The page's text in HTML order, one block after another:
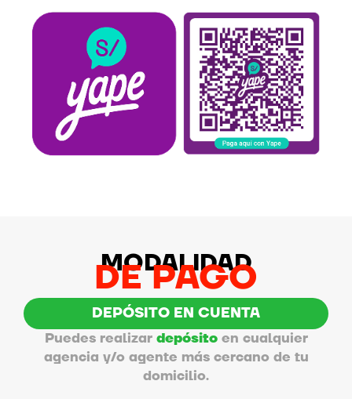
MODALIDAD
DE PAGO
DEPÓSITO EN CUENTA
Puedes realizar depósitoen cualquier
agencia y/o agente más cercano de tu
domicilio.